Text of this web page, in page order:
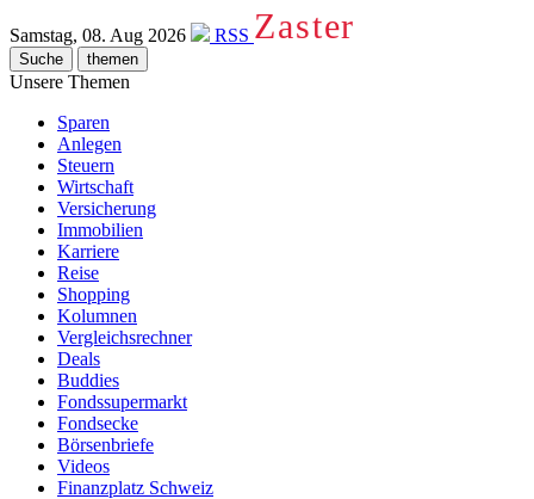
Samstag, 08. Aug 2026 RSS Zaster
Suche themen
Unsere Themen
Sparen
Anlegen
Steuern
Wirtschaft
Versicherung
Immobilien
Karriere
Reise
Shopping
Kolumnen
Vergleichsrechner
Deals
Buddies
Fondssupermarkt
Fondsecke
Börsenbriefe
Videos
Finanzplatz Schweiz